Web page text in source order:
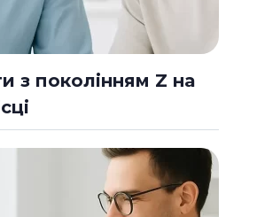
з поколінням Z на